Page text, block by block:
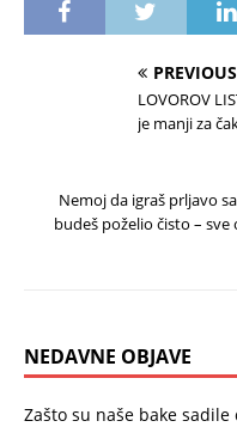
PREVIOUS
LOVOROV
je manji za
Nemoj da igraš prljavo
budeš poželio čisto –
NEDAVNE OBJAVE
Zašto su naše bake